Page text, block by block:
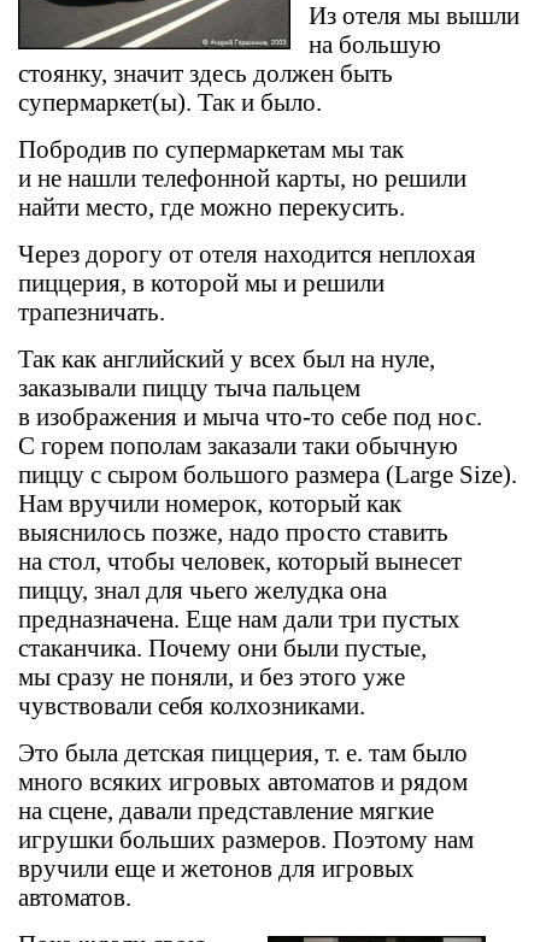
Из отеля мы вышли
на большую
стоянку, значит здесь должен быть
супермаркет(ы). Так и было.
Побродив по супермаркетам мы так
и не нашли телефонной карты, но решили
найти место, где можно перекусить.
Через дорогу от отеля находится неплохая
пиццерия, в которой мы и решили
трапезничать.
Так как английский у всех был на нуле,
заказывали пиццу тыча пальцем
в изображения и мыча что-то себе под нос.
С горем пополам заказали таки обычную
пиццу с сыром большого размера (Large Size).
Нам вручили номерок, который как
выяснилось позже, надо просто ставить
на стол, чтобы человек, который вынесет
пиццу, знал для чьего желудка она
предназначена. Еще нам дали три пустых
стаканчика. Почему они были пустые,
мы сразу не поняли, и без этого уже
чувствовали себя колхозниками.
Это была детская пиццерия, т. е. там было
много всяких игровых автоматов и рядом
на сцене, давали представление мягкие
игрушки больших размеров. Поэтому нам
вручили еще и жетонов для игровых
автоматов.